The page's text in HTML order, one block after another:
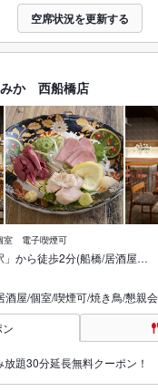
空席状況を更新する
か 西船橋店
電子喫煙可
」から徒歩2分(船橋/居酒屋…
屋/個室/喫煙可/焼き鳥/懇親
題30分延長無料クーポン！